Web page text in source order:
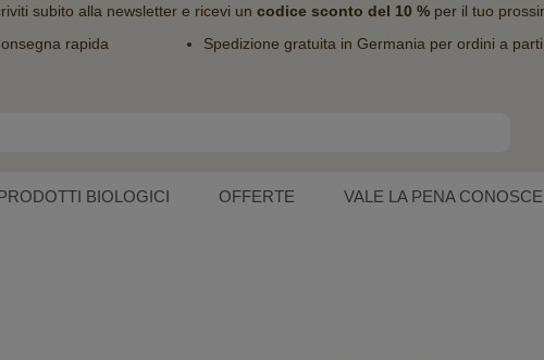
subito alla newslettere ricevi un codice sconto del 10 %per il tuo
rapida Spedizione gratuita in Germania per ordini a
BIOLOGICI OFFERTE VALE LA PENA